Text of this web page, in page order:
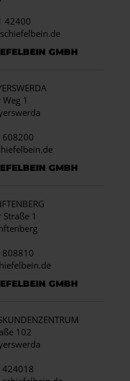
42400
GMBH
1
608200
GMBH
1
808810
GMBH
102
424018